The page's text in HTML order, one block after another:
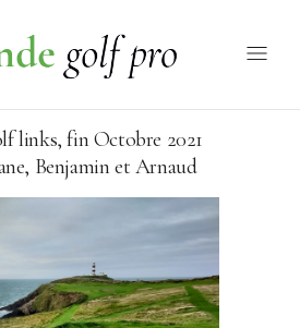
links, fin Octobre 2021
Benjamin et Arnaud